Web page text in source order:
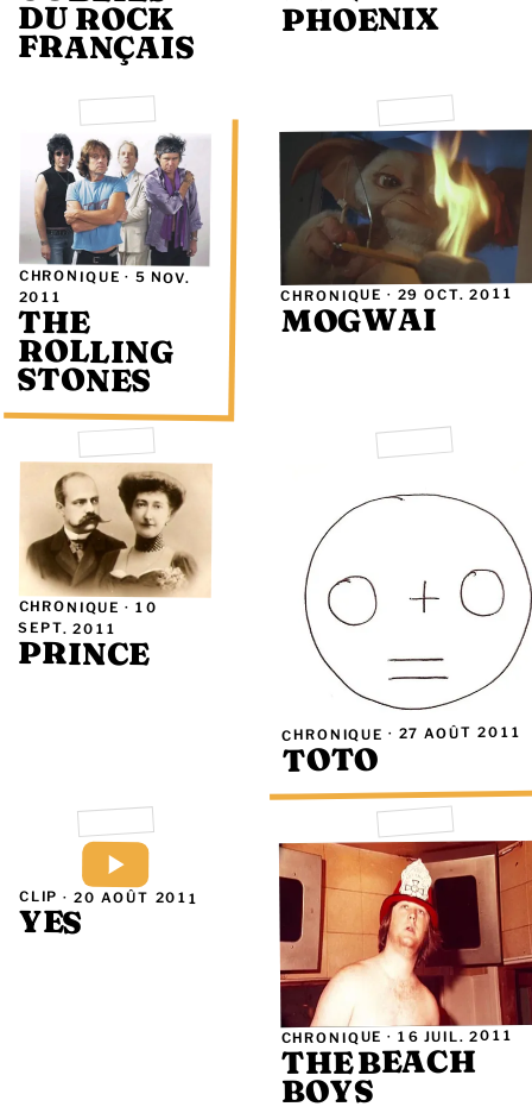
DU ROCK
FRANÇAIS
PHOENIX
CHRONIQUE ·5 NOV.
2011
THE
ROLLING
STONES
CHRONIQUE · 29 OCT. 2011
MOGWAI
CHRONIQUE · 10
SEPT. 2011
PRINCE
CHRONIQUE · 27 AOÛT 2011
TOTO
CLIP · 20 AOÛT 2011
YES
CHRONIQUE · 16 JUIL. 2011
THE BEACH
BOYS